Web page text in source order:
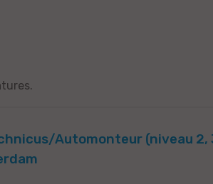
Automonteur (niveau 2, 3